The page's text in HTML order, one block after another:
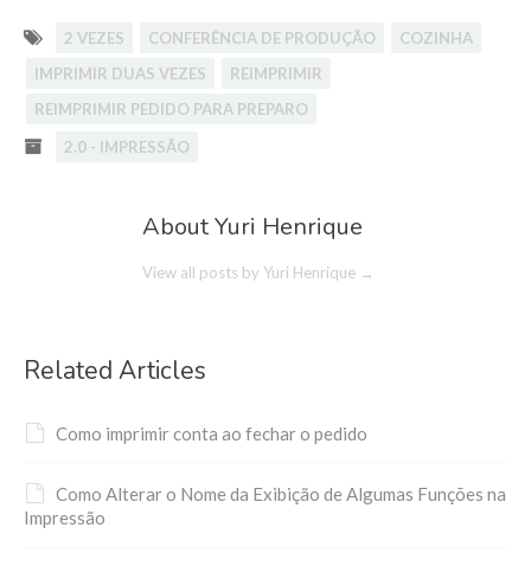
2 VEZES CONFERÊNCIA DE PRODUÇÃO
COZINHA
IMPRIMIR DUAS VEZES
REIMPRIMIR
REIMPRIMIR PEDIDO PARA PREPARO
2.0 - IMPRESSÃO
About Yuri Henrique
View all posts by Yuri Henrique →
Related Articles
Como imprimir conta ao fechar o pedido
Como Alterar o Nome da Exibição de Algumas Funções na
Impressão